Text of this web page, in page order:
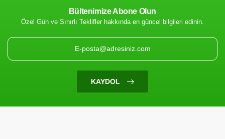
Filtrenize Uygun
Ürün Bulunamadı
Bültenimize Abone Olun
Özel Gün ve Sınırlı Teklifler hakkında en güncel bilgileri edinin.
KAYDOL